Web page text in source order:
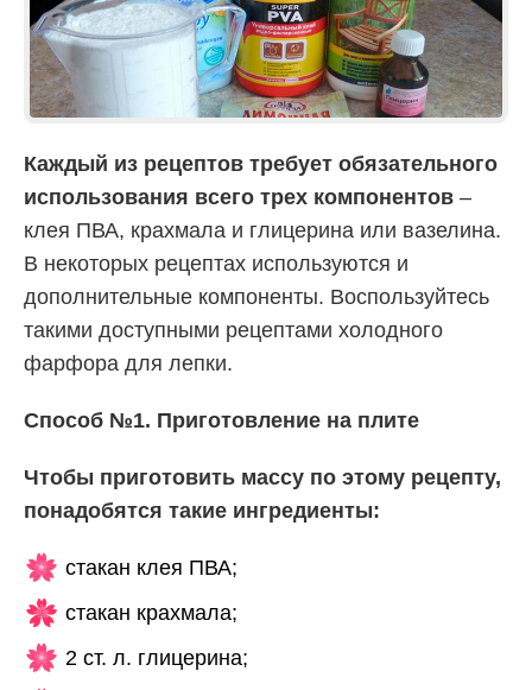
Каждый из рецептов требует обязательного
использования всего трех компонентов –
клея ПВА, крахмала и глицерина или вазелина.
В некоторых рецептах используются и
дополнительные компоненты. Воспользуйтесь
такими доступными рецептами холодного
фарфора для лепки.
Способ №1. Приготовление на плите
Чтобы приготовить массу по этому рецепту,
понадобятся такие ингредиенты:
стакан клея ПВА;
стакан крахмала;
2 ст. л. глицерина;